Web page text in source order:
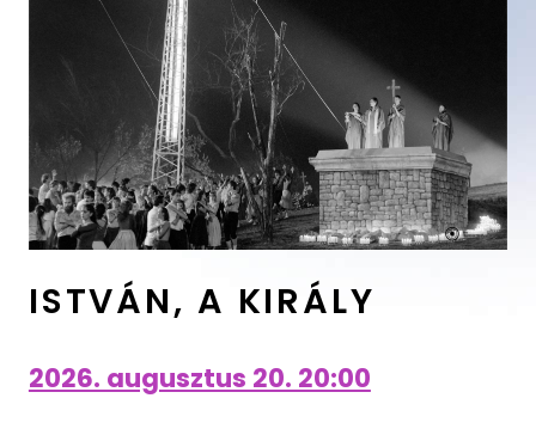
ISTVÁN, A KIRÁLY
2026. augusztus 20. 20:00